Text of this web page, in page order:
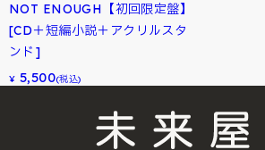
NOT ENOUGH【初回限定盤】
[CD＋短編小説＋アクリルスタ
ンド]
¥ 5,500(税込)